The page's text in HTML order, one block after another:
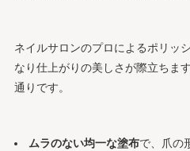
ネイルサロンのプロによるポリッ
なり仕上がりの美しさが際立ちま
通りです。
ムラのない均一な塗布で、爪の